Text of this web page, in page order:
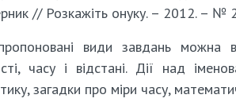
// Розкажіть онуку. – 2012. – №
види завдань можна
часу і відстані. Дії над
загадки про міри часу,